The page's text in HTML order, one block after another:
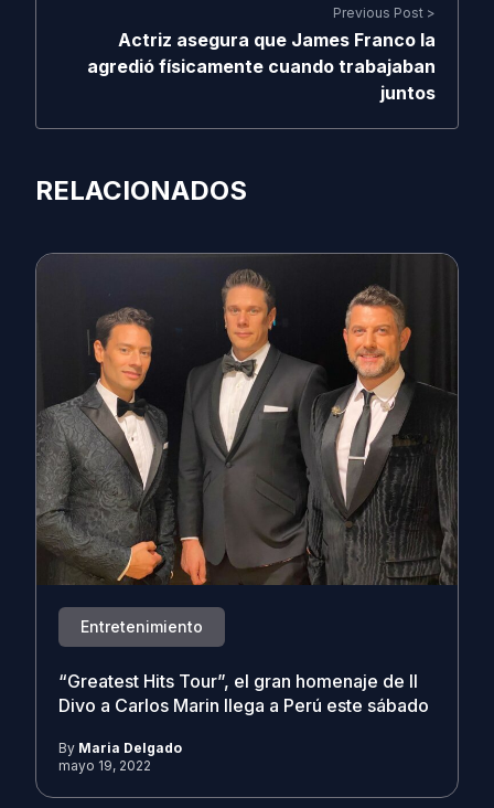
Previous Post >
Actriz asegura que James Franco la
agredió físicamente cuando trabajaban
juntos
RELACIONADOS
Entretenimiento
“Greatest Hits Tour”, el gran homenaje de Il
Divo a Carlos Marin llega a Perú este sábado
By Maria Delgado
mayo 19, 2022